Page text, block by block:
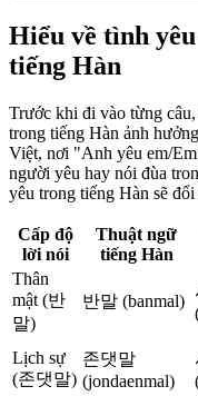
Hiểu về tình
tiếng Hàn
Trước khi đi vào từng
trong tiếng Hàn ảnh
Việt, nơi "Anh yêu em/
người yêu hay nói đùa
yêu trong tiếng Hàn sẽ
Cấp độ
lời nói
Thuật ngữ
tiếng Hàn
Thân
mật (반
말)
반말 (banmal)
Lịch sự
(존댓말)
존댓말
(jondaenmal)